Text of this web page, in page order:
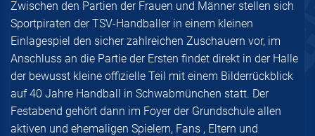
Zwischen den Partien der Frauen und Männer stellen sich
Sportpiraten der TSV-Handballer in einem kleinen
Einlagespiel den sicher zahlreichen Zuschauern vor, im
Anschluss an die Partie der Ersten findet direkt in der Halle
der bewusst kleine offizielle Teil mit einem Bilderrückblick
auf 40 Jahre Handball in Schwabmünchen statt. Der
Festabend gehört dann im Foyer der Grundschule allen
aktiven und ehemaligen Spielern, Fans , Eltern und